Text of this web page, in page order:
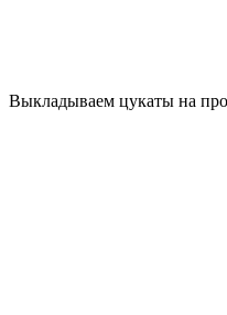
Выкладываем цукаты на